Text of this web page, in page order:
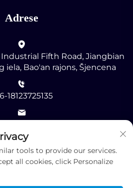
Adrese
Industrial Fifth Road, Jiangbian
iela, Bao'an rajons, Šjencena
18123725135
tools to provide our services.
all cookies, click Personalize